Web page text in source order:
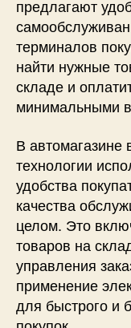
предлагают
терминалов
найти нужные
складе и
минимальными
В
технологии
удобства
качества
целом. Это
товаров на
управления
применение
для быстрого и